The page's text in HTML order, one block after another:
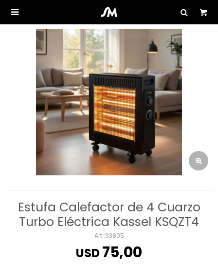

Estufa Calefactor de 4 Cuarzo
Turbo Eléctrica Kassel KSQZT4
93805
USD75,00